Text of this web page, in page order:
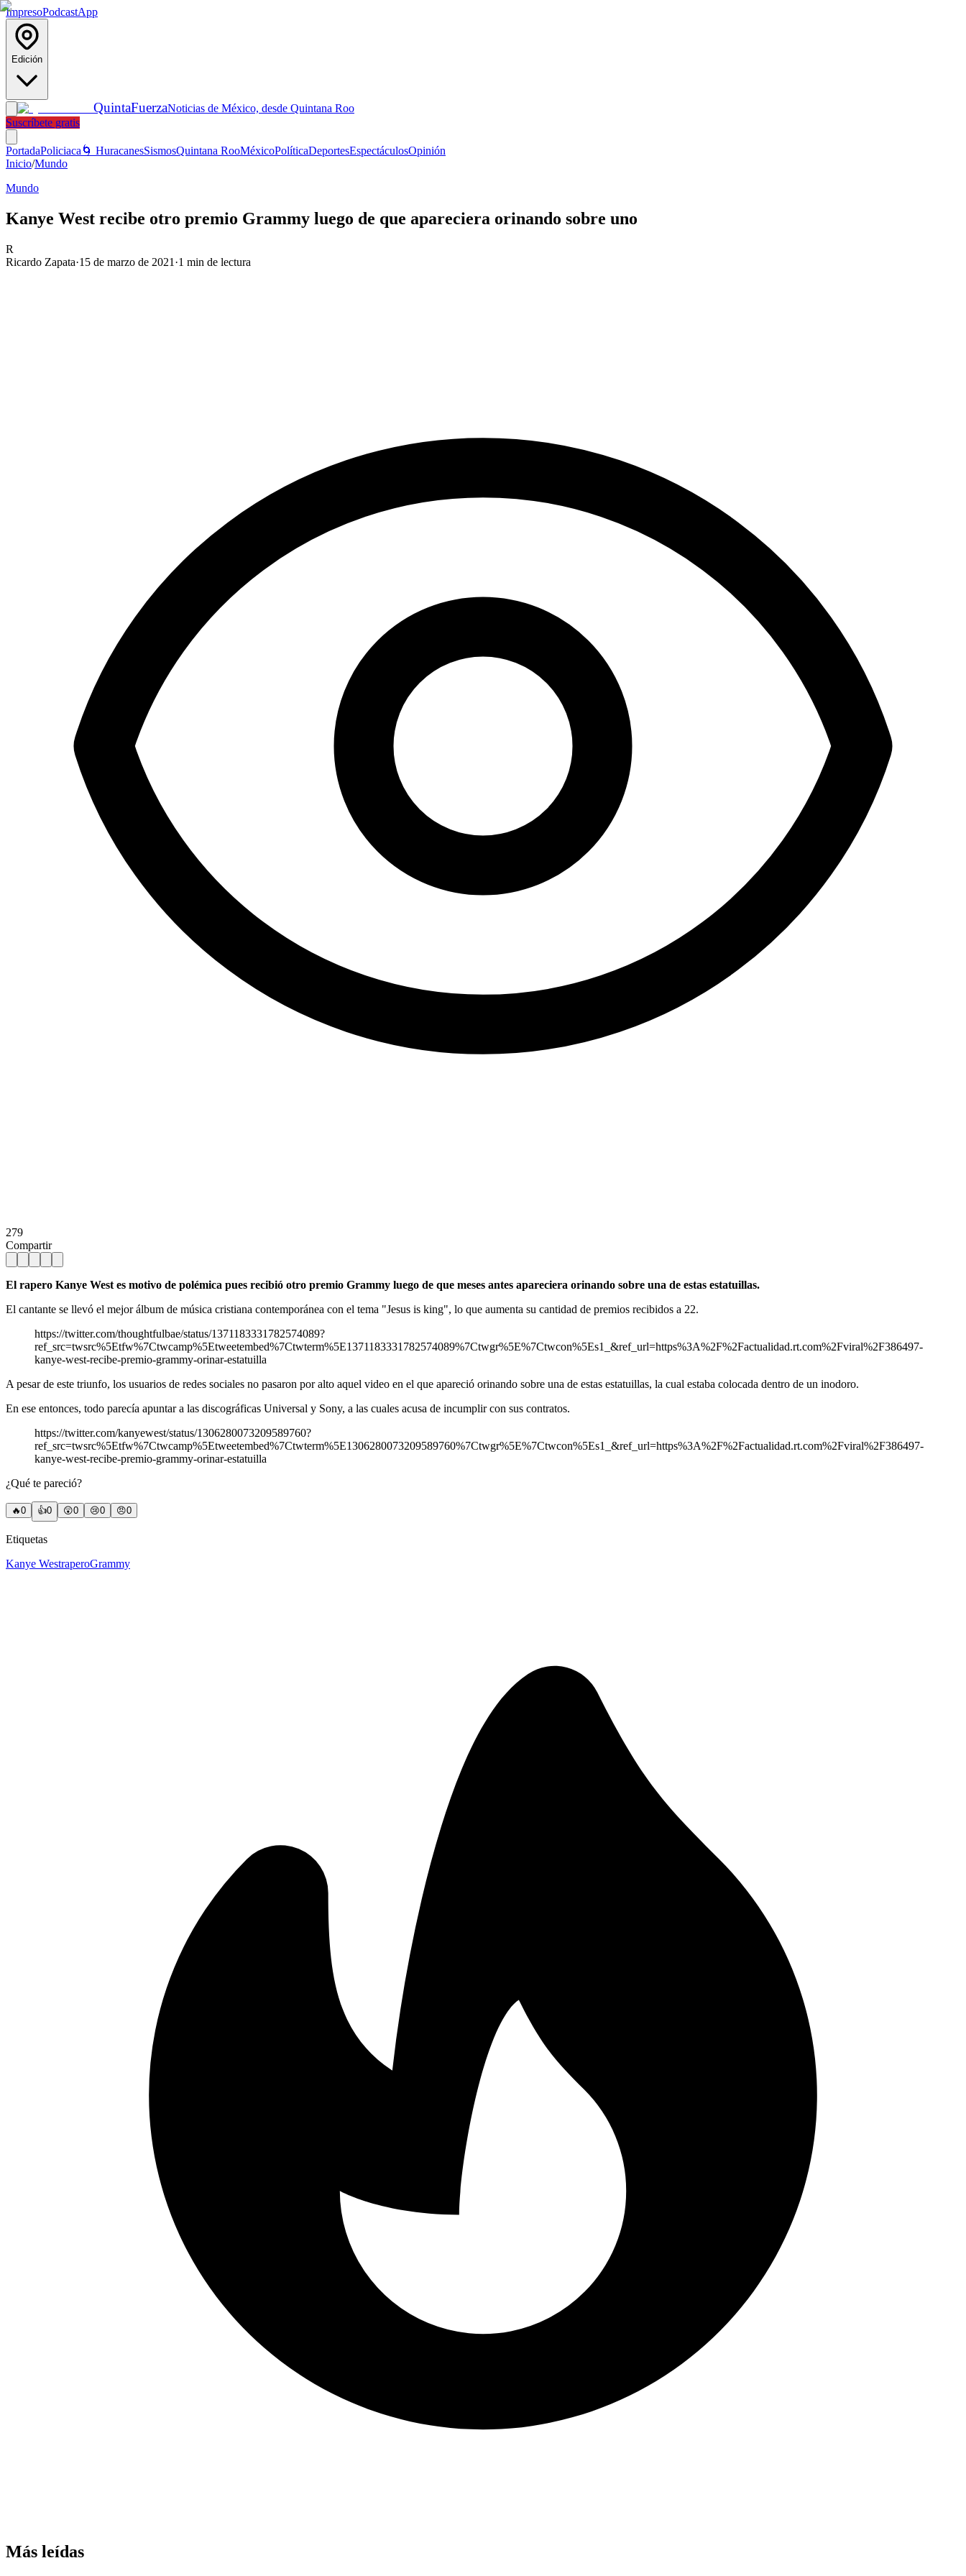
ImpresoPodcastApp
Edición
QuintaFuerzaNoticias de México, desde Quintana Roo
Suscríbete gratis
PortadaPoliciaca 🌀 HuracanesSismosQuintana RooMéxicoPolíticaDeportesEspectáculosOpinión
Inicio/Mundo
Mundo
Kanye West recibe otro premio Grammy luego de que apareciera orinando sobre uno
R
Ricardo Zapata·15 de marzo de 2021 ·1 min de lectura
279
Compartir
El rapero Kanye West es motivo de polémica pues recibió otro premio Grammy luego de que meses antes apareciera orinando sobre una de estas estatuillas.
El cantante se llevó el mejor álbum de música cristiana contemporánea con el tema "Jesus is king", lo que aumenta su cantidad de premios recibidos a 22.
https://twitter.com/thoughtfulbae/status/1371183331782574089?
ref_src=twsrc%5Etfw%7Ctwcamp%5Etweetembed%7Ctwterm%5E1371183331782574089%7Ctwgr%5E%7Ctwcon%5Es1_&ref_url=https%3A%2F%2Factualidad.rt.com%2Fviral%2F386497-
kanye-west-recibe-premio-grammy-orinar-estatuilla
A pesar de este triunfo, los usuarios de redes sociales no pasaron por alto aquel video en el que apareció orinando sobre una de estas estatuillas, la cual estaba colocada dentro de un inodoro.
En ese entonces, todo parecía apuntar a las discográficas Universal y Sony, a las cuales acusa de incumplir con sus contratos.
https://twitter.com/kanyewest/status/1306280073209589760?
ref_src=twsrc%5Etfw%7Ctwcamp%5Etweetembed%7Ctwterm%5E1306280073209589760%7Ctwgr%5E%7Ctwcon%5Es1_&ref_url=https%3A%2F%2Factualidad.rt.com%2Fviral%2F386497-
kanye-west-recibe-premio-grammy-orinar-estatuilla
¿Qué te pareció?
🔥0 👍0 😲0 😢0 😠0
Etiquetas
Kanye WestraperoGrammy
Más leídas